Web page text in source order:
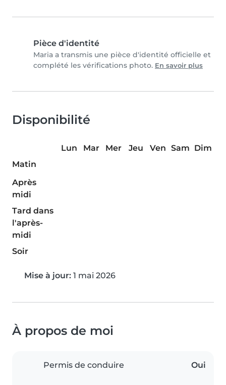
Pièce d'identité
Maria a transmis une pièce d'identité officielle et
complété les vérifications photo. En savoir plus
Disponibilité
Lun Mar Mer Jeu Ven Sam Dim
Matin
Après
midi
Tard dans
l'après-
midi
Soir
Mise à jour: 1 mai 2026
À propos de moi
Permis de conduire Oui